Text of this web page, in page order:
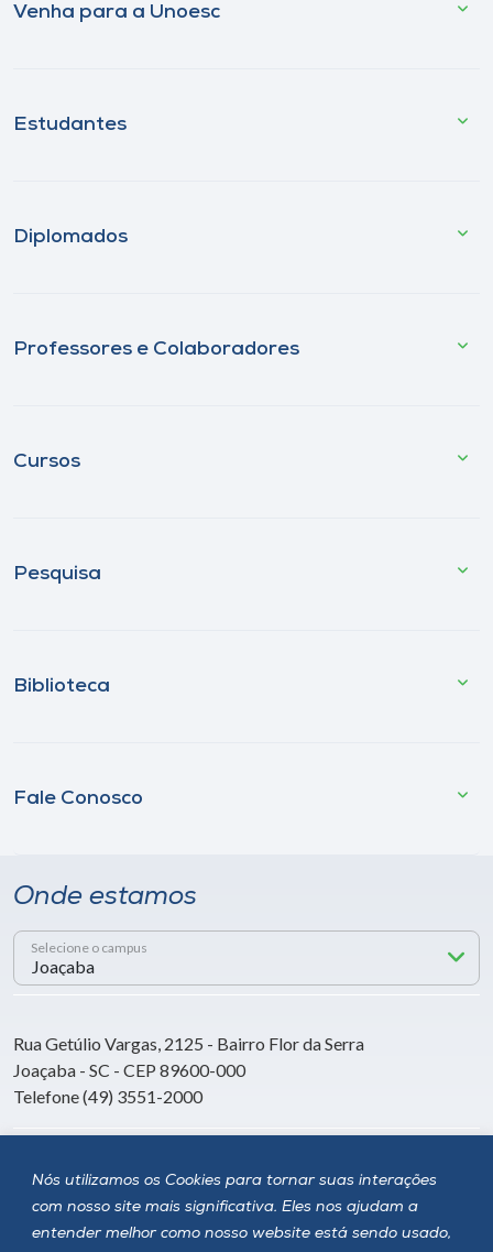
Nós utilizamos os Cookies para tornar suas interações
com nosso site mais significativa. Eles nos ajudam a
entender melhor como nosso website está sendo usado,
Venha para a Unoesc
Estudantes
Diplomados
Professores e Colaboradores
Cursos
Pesquisa
Biblioteca
Fale Conosco
Onde estamos
Selecione o campus
Rua Getúlio Vargas, 2125 - Bairro Flor da Serra
Joaçaba - SC - CEP 89600-000
Telefone (49) 3551-2000
Siga a Unoesc